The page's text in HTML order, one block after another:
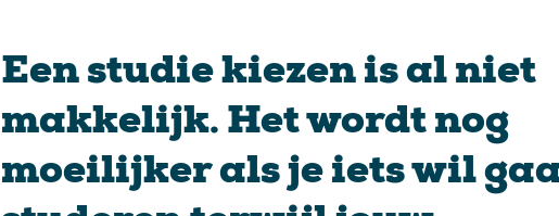
Een studie kiezen is al niet
makkelijk. Het wordt nog
moeilijker als je iets wil